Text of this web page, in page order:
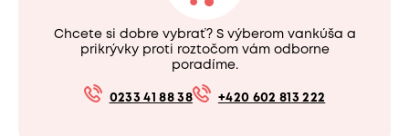
Chcete si dobre vybrať? S výberom vankúša a
prikrývky proti roztočom vám odborne
poradíme.
0233 41 88 38 +420 602 813 222